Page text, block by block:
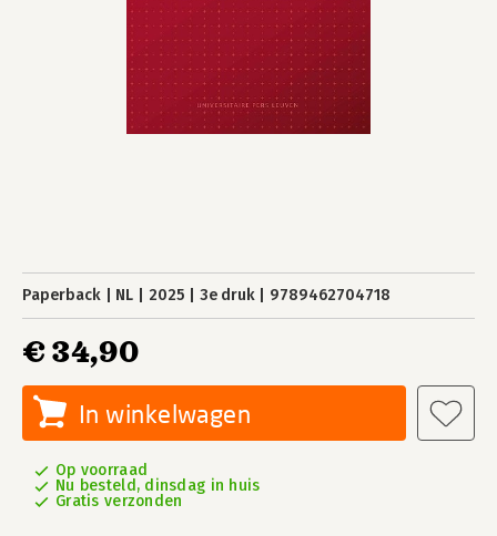
Paperback NL 2025 3e druk 9789462704718
€ 34,90
In winkelwagen
Op voorraad
Nu besteld, dinsdag in huis
Gratis verzonden